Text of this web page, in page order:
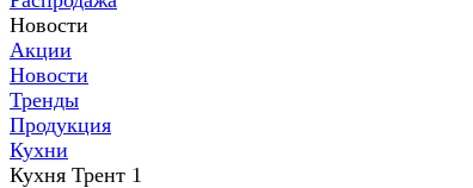
Новости
Акции
Новости
Тренды
Продукция
Кухни
Кухня Трент 1